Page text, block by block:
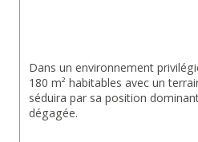
Dans un environnement
180 m² habitables avec un
séduira par sa position
dégagée.